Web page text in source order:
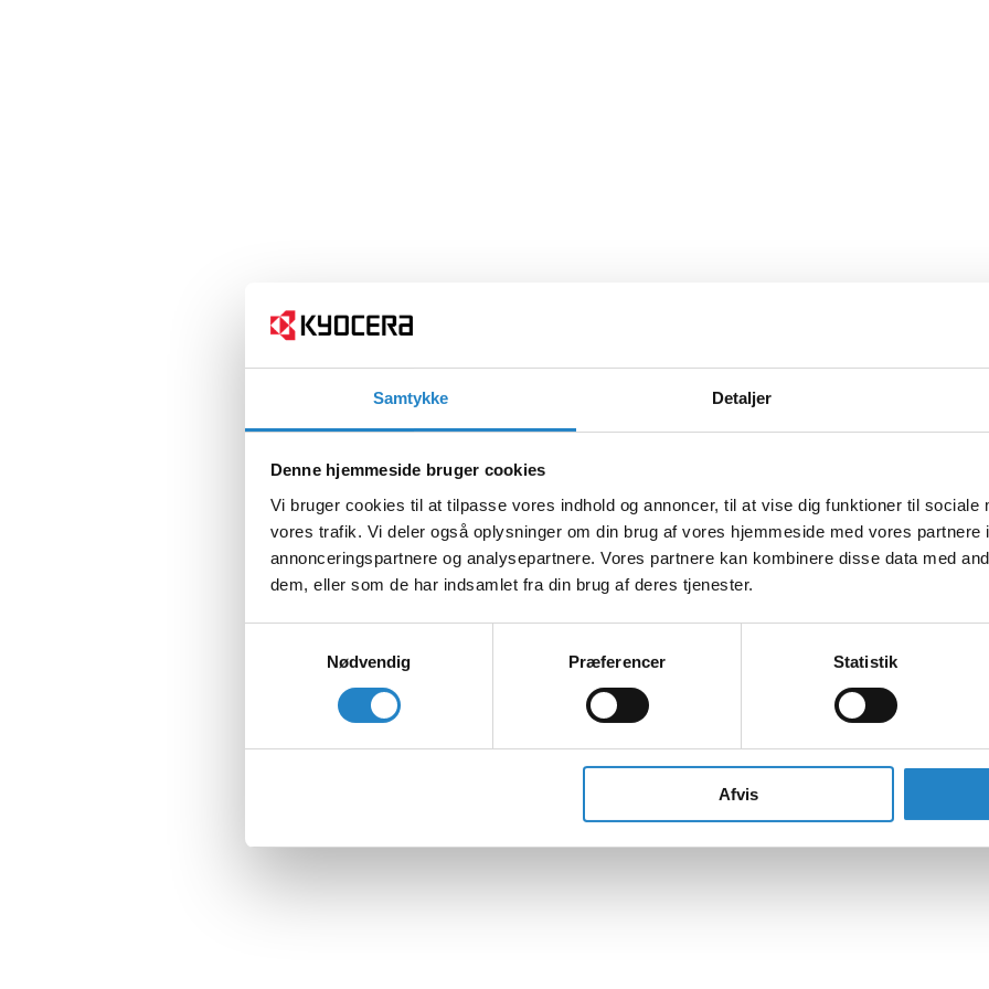
Samtykke Detaljer
Denne hjemmeside bruger cookies
Vi bruger cookies til at tilpasse vores indhold og annoncer, til at vise dig funktioner til sociale
vores trafik. Vi deler også oplysninger om din brug af vores hjemmeside med vores partnere
annonceringspartnere og analysepartnere. Vores partnere kan kombinere disse data med
dem, eller som de har indsamlet fra din brug af deres tjenester.
Nødvendig
Præferencer Statistik
Afvis